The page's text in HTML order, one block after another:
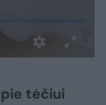
tėčiui